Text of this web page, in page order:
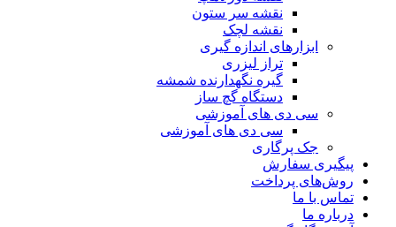
نقشه سر ستون
نقشه لچک
ابزارهای اندازه گیری
تراز لیزری
گیره نگهدارنده شمشه
دستگاه گچ ساز
سی دی های آموزشی
سی دی های آموزشی
جک پرگاری
پیگیری سفارش
روش‌های پرداخت
تماس با ما
درباره ما